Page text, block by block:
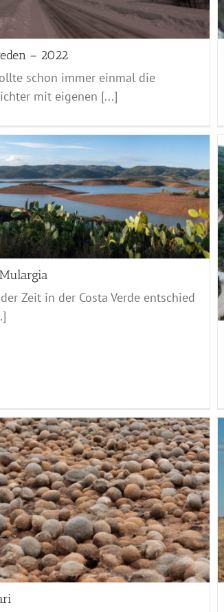
– 2022
schon immer einmal die
mit eigenen [...]
Zeit in der Costa Verde entschied
Laveria Brassey
Sardinien - 2021
Stintino
Sardinien - 2021